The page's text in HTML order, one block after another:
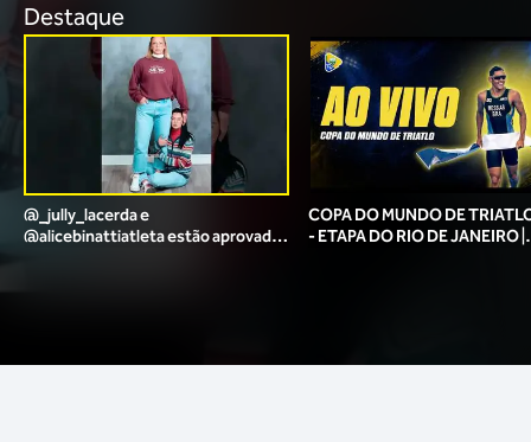
Destaque
@_jully_lacerda​ e
@alicebinattiatleta​ estão aprovadas
COPA DO MUNDO DE
- ETAPA DO RIO DE JANEIRO |